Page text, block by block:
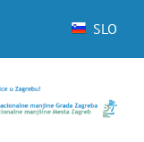
SLO